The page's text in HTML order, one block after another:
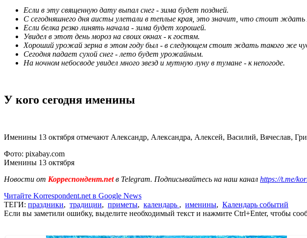
Если в эту священную дату выпал снег - зима будет поздней.
С сегодняшнего дня аисты улетали в теплые края, это значит, что стоит ждать
Если белка резко линять начала - зима будет хорошей.
Увидел в этот день мороз на своих окнах - к гостям.
Хороший урожай зерна в этом году был - в следующем стоит ждать такого же
Сегодня падает сухой снег - лето будет урожайным.
На ночном небосводе увидел много звезд и мутную луну в тумане - к непогоде.
У кого сегодня именины
Именины 13 октября отмечают Александр, Александра, Алексей, Василий, Вячеслав,
Фото: pixabay.com
Именины 13 октября
Новости от Корреспондент.netв Telegram. Подписывайтесь на наш канал https://t.me/
Читайте Korrespondent.net в Google News
ТЕГИ: праздники, традиции, приметы, календарь , именины, Календарь событий
Если вы заметили ошибку, выделите необходимый текст и нажмите Ctrl+Enter, чтобы